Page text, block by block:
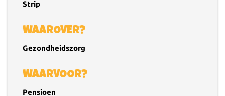
Strip
WAAROVER?
Gezondheidszorg
WAARVOOR?
Pensioen